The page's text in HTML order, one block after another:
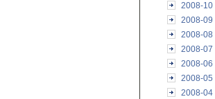
2008-10
2008-09
2008-08
2008-07
2008-06
2008-05
2008-04